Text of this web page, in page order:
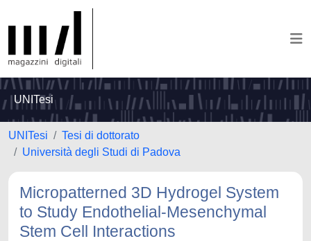
UNITesi
UNITesi
Tesi di dottorato
Università degli Studi di Padova
Micropatterned 3D Hydrogel System
to Study Endothelial-Mesenchymal
Stem Cell Interactions